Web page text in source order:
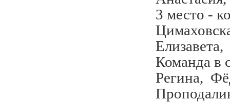
3 место -
Команда в
Регина,